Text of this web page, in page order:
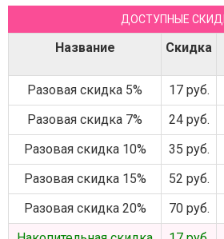
ДОСТУПНЫЕ
Название Скидка
Разовая скидка 5% 17 руб.
Разовая скидка 7%
24 руб.
Разовая скидка 10%
35 руб.
Разовая скидка 15%
52 руб.
Разовая скидка 20%
70 руб.